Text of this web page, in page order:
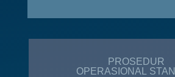
PROSEDUR
OPERASIONAL